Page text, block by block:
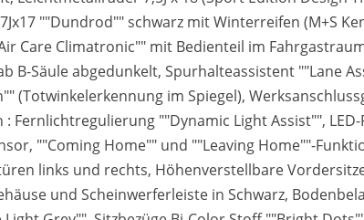
""Dundrod"" schwarz mit Winterreifen (M+S
Care Climatronic"" mit Bedienteil im
B-Säule abgedunkelt, Spurhalteassistent ""Lane
(Totwinkelerkennung im Spiegel),
Fernlichtregulierung ""Dynamic Light Assist"",
""Coming Home"" und ""Leaving Home""-
links und rechts, Höhenverstellbare
und Scheinwerferleiste in Schwarz,